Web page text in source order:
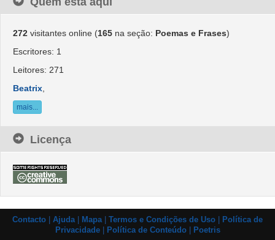
272 visitantes online (165 na seção: Poemas e Frases)
Escritores: 1
Leitores: 271
Beatrix
mais...
Licença
Contacto Ajuda| Mapa| Termos e Condições de Uso
Política de
Privacidade| Política de Conteúdo| Poetris